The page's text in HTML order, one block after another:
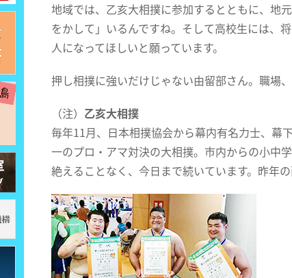
地域では、乙亥大相撲に参加するとともに、地
をかして」いるんですね。そして高校生には、
人になってほしいと願っています。
押し相撲に強いだけじゃない由留部さん。職場
（注） 乙亥大相撲
毎年11月、日本相撲協会から幕内有名力士、幕
一のプロ・アマ対決の大相撲。市内からの小中
絶えることなく、今日まで続いています。昨年